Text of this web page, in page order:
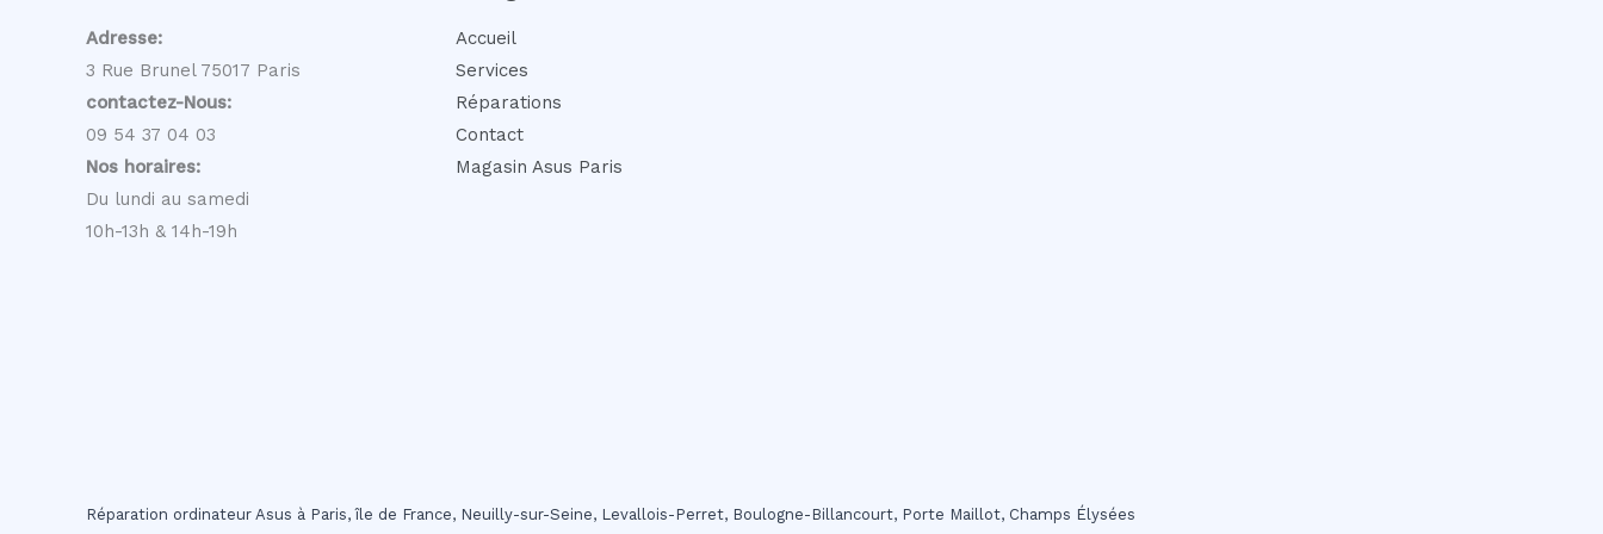
Adresse:
3 Rue Brunel 75017 Paris
contactez-Nous:
09 54 37 04 03
Nos horaires:
Du lundi au samedi
10h-13h & 14h-19h
Accueil
Services
Réparations
Contact
Magasin Asus Paris
Réparation ordinateur Asus à Paris, île de France, Neuilly-sur-Seine, Levallois-Perret, Boulogne-Billancourt, Porte Maillot, Champs Élysées